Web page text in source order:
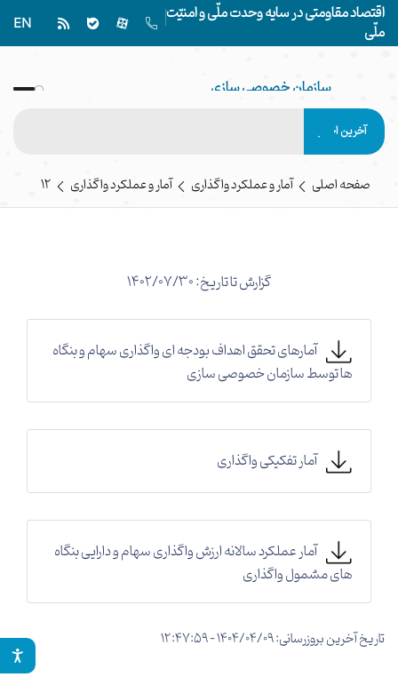
اقتصاد مقاومتی در سایه وحدت ملّی و امنیّت
ملّی
EN
سازمان خصوصی سازی
آخرین اخبار
صفحه اصلی آمار و عملکرد واگذاری آمار و عملکرد واگذاری 12
گزارش تا تاریخ: 1402/07/30
آمارهای تحقق اهداف بودجه ای واگذاری سهام و بنگاه
ها توسط سازمان خصوصی سازی
آمار تفکیکی واگذاری
آمار عملکرد سالانه ارزش واگذاری سهام و دارایی بنگاه
های مشمول واگذاری
تاریخ آخرین بروزرسانی: 1404/04/09 - 12:47:59